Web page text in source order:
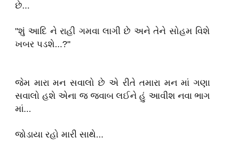
છે...
"શું આદિ ને રાહી ગમવા લાગી છે અને તેને સોહમ વિશે
ખબર પડશે...?"
જેમ મારા મન સવાલો છે એ રીતે તમારા મન માં ગણા
સવાલો હશે એના જ જવાબ લઈને હું આવીશ નવા ભાગ
માં...
જોડાયા રહો મારી સાથે...